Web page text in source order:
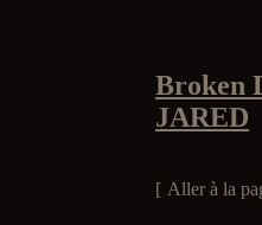
Broken
JARED
[ Aller à la